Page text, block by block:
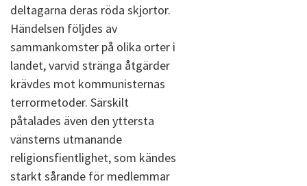
deltagarna deras röda skjortor.
Händelsen följdes av
sammankomster på olika orter i
landet, varvid stränga åtgärder
krävdes mot kommunisternas
terrormetoder. Särskilt
påtalades även den yttersta
vänsterns utmanande
religionsfientlighet, som kändes
starkt sårande för medlemmar